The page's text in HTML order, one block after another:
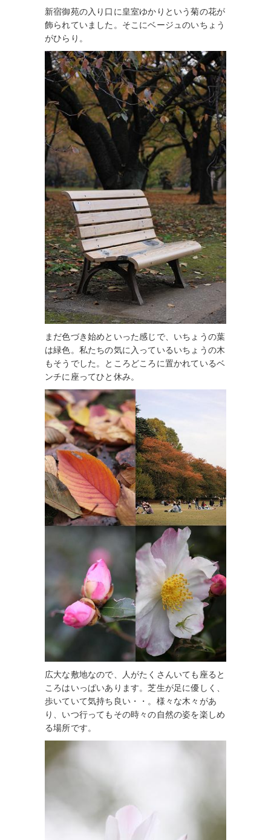
新宿御苑の入り口に皇室ゆかりという菊の花が
飾られていました。そこにベージュのいちょう
がひらり。
まだ色づき始めといった感じで、いちょうの葉
は緑色。私たちの気に入っているいちょうの木
もそうでした。ところどころに置かれているベ
ンチに座ってひと休み。
広大な敷地なので、人がたくさんいても座ると
ころはいっぱいあります。芝生が足に優しく、
歩いていて気持ち良い・・。様々な木々があ
り、いつ行ってもその時々の自然の姿を楽しめ
る場所です。